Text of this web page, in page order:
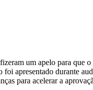
um apelo para que
apresentado durante
para acelerar a